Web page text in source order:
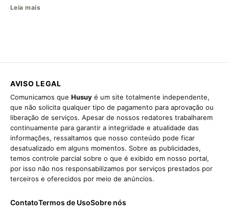
Leia mais
AVISO LEGAL
Comunicamos que Husuy é um site totalmente independente,
que não solicita qualquer tipo de pagamento para aprovação ou
liberação de serviços. Apesar de nossos redatores trabalharem
continuamente para garantir a integridade e atualidade das
informações, ressaltamos que nosso conteúdo pode ficar
desatualizado em alguns momentos. Sobre as publicidades,
temos controle parcial sobre o que é exibido em nosso portal,
por isso não nos responsabilizamos por serviços prestados por
terceiros e oferecidos por meio de anúncios.
ContatoTermos de UsoSobre nós